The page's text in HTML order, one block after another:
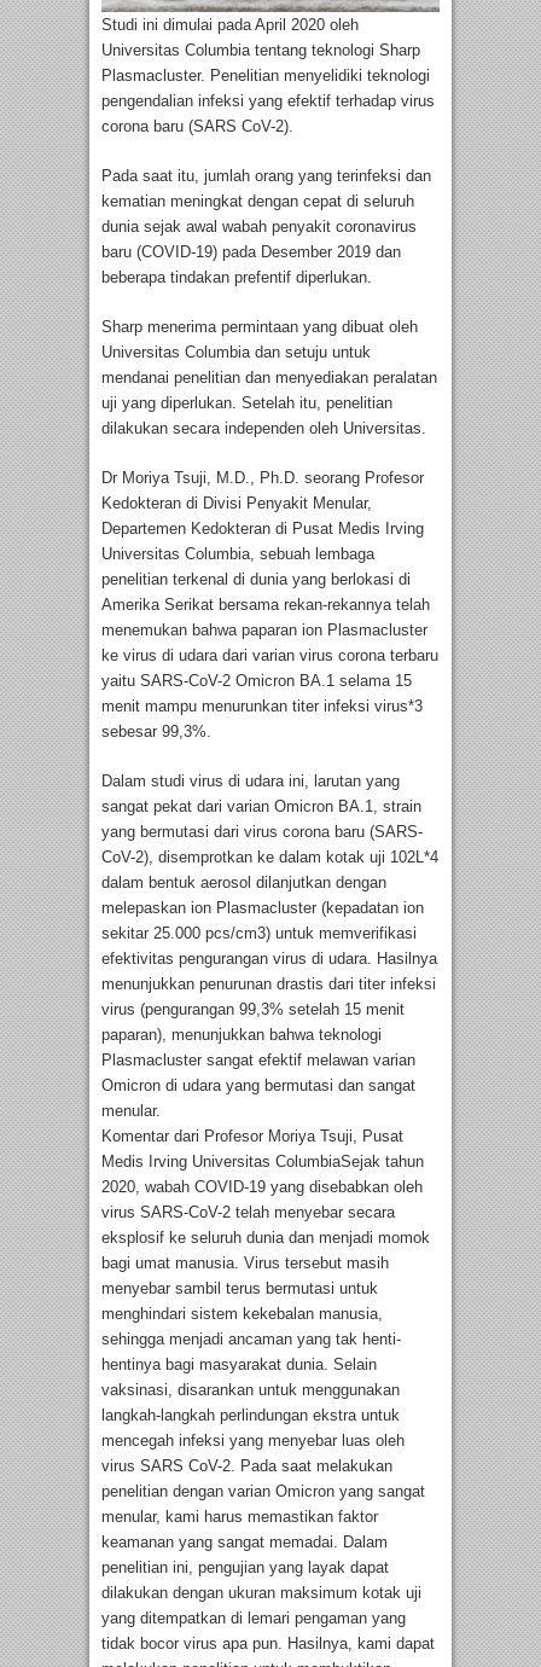
Studi ini dimulai pada April 2020 oleh
Universitas Columbia tentang teknologi Sharp
Plasmacluster. Penelitian menyelidiki teknologi
pengendalian infeksi yang efektif terhadap virus
corona baru (SARS CoV-2).
Pada saat itu, jumlah orang yang terinfeksi dan
kematian meningkat dengan cepat di seluruh
dunia sejak awal wabah penyakit coronavirus
baru (COVID-19) pada Desember 2019 dan
beberapa tindakan prefentif diperlukan.
Sharp menerima permintaan yang dibuat oleh
Universitas Columbia dan setuju untuk
mendanai penelitian dan menyediakan peralatan
uji yang diperlukan. Setelah itu, penelitian
dilakukan secara independen oleh Universitas.
Dr Moriya Tsuji, M.D., Ph.D. seorang Profesor
Kedokteran di Divisi Penyakit Menular,
Departemen Kedokteran di Pusat Medis Irving
Universitas Columbia, sebuah lembaga
penelitian terkenal di dunia yang berlokasi di
Amerika Serikat bersama rekan-rekannya telah
menemukan bahwa paparan ion Plasmacluster
ke virus di udara dari varian virus corona terbaru
yaitu SARS-CoV-2 Omicron BA.1 selama 15
menit mampu menurunkan titer infeksi virus*3
sebesar 99,3%.
Dalam studi virus di udara ini, larutan yang
sangat pekat dari varian Omicron BA.1, strain
yang bermutasi dari virus corona baru (SARS-
CoV-2), disemprotkan ke dalam kotak uji 102L*4
dalam bentuk aerosol dilanjutkan dengan
melepaskan ion Plasmacluster (kepadatan ion
sekitar 25.000 pcs/cm3) untuk memverifikasi
efektivitas pengurangan virus di udara. Hasilnya
menunjukkan penurunan drastis dari titer infeksi
virus (pengurangan 99,3% setelah 15 menit
paparan), menunjukkan bahwa teknologi
Plasmacluster sangat efektif melawan varian
Omicron di udara yang bermutasi dan sangat
menular.
Komentar dari Profesor Moriya Tsuji, Pusat
Medis Irving Universitas ColumbiaSejak tahun
2020, wabah COVID-19 yang disebabkan oleh
virus SARS-CoV-2 telah menyebar secara
eksplosif ke seluruh dunia dan menjadi momok
bagi umat manusia. Virus tersebut masih
menyebar sambil terus bermutasi untuk
menghindari sistem kekebalan manusia,
sehingga menjadi ancaman yang tak henti-
hentinya bagi masyarakat dunia. Selain
vaksinasi, disarankan untuk menggunakan
langkah-langkah perlindungan ekstra untuk
mencegah infeksi yang menyebar luas oleh
virus SARS CoV-2. Pada saat melakukan
penelitian dengan varian Omicron yang sangat
menular, kami harus memastikan faktor
keamanan yang sangat memadai. Dalam
penelitian ini, pengujian yang layak dapat
dilakukan dengan ukuran maksimum kotak uji
yang ditempatkan di lemari pengaman yang
tidak bocor virus apa pun. Hasilnya, kami dapat